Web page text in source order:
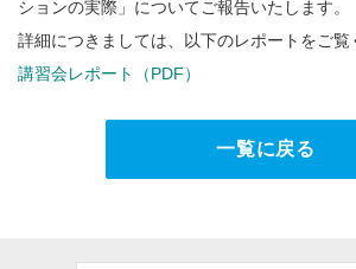
ションの実際」についてご報告いたします。
詳細につきましては、以下のレポートをご覧
講習会レポート（PDF）
一覧に戻る